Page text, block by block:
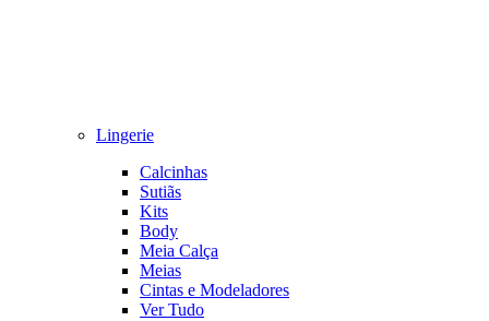
Lingerie
Calcinhas
Sutiãs
Kits
Body
Meia Calça
Meias
Cintas e Modeladores
Ver Tudo